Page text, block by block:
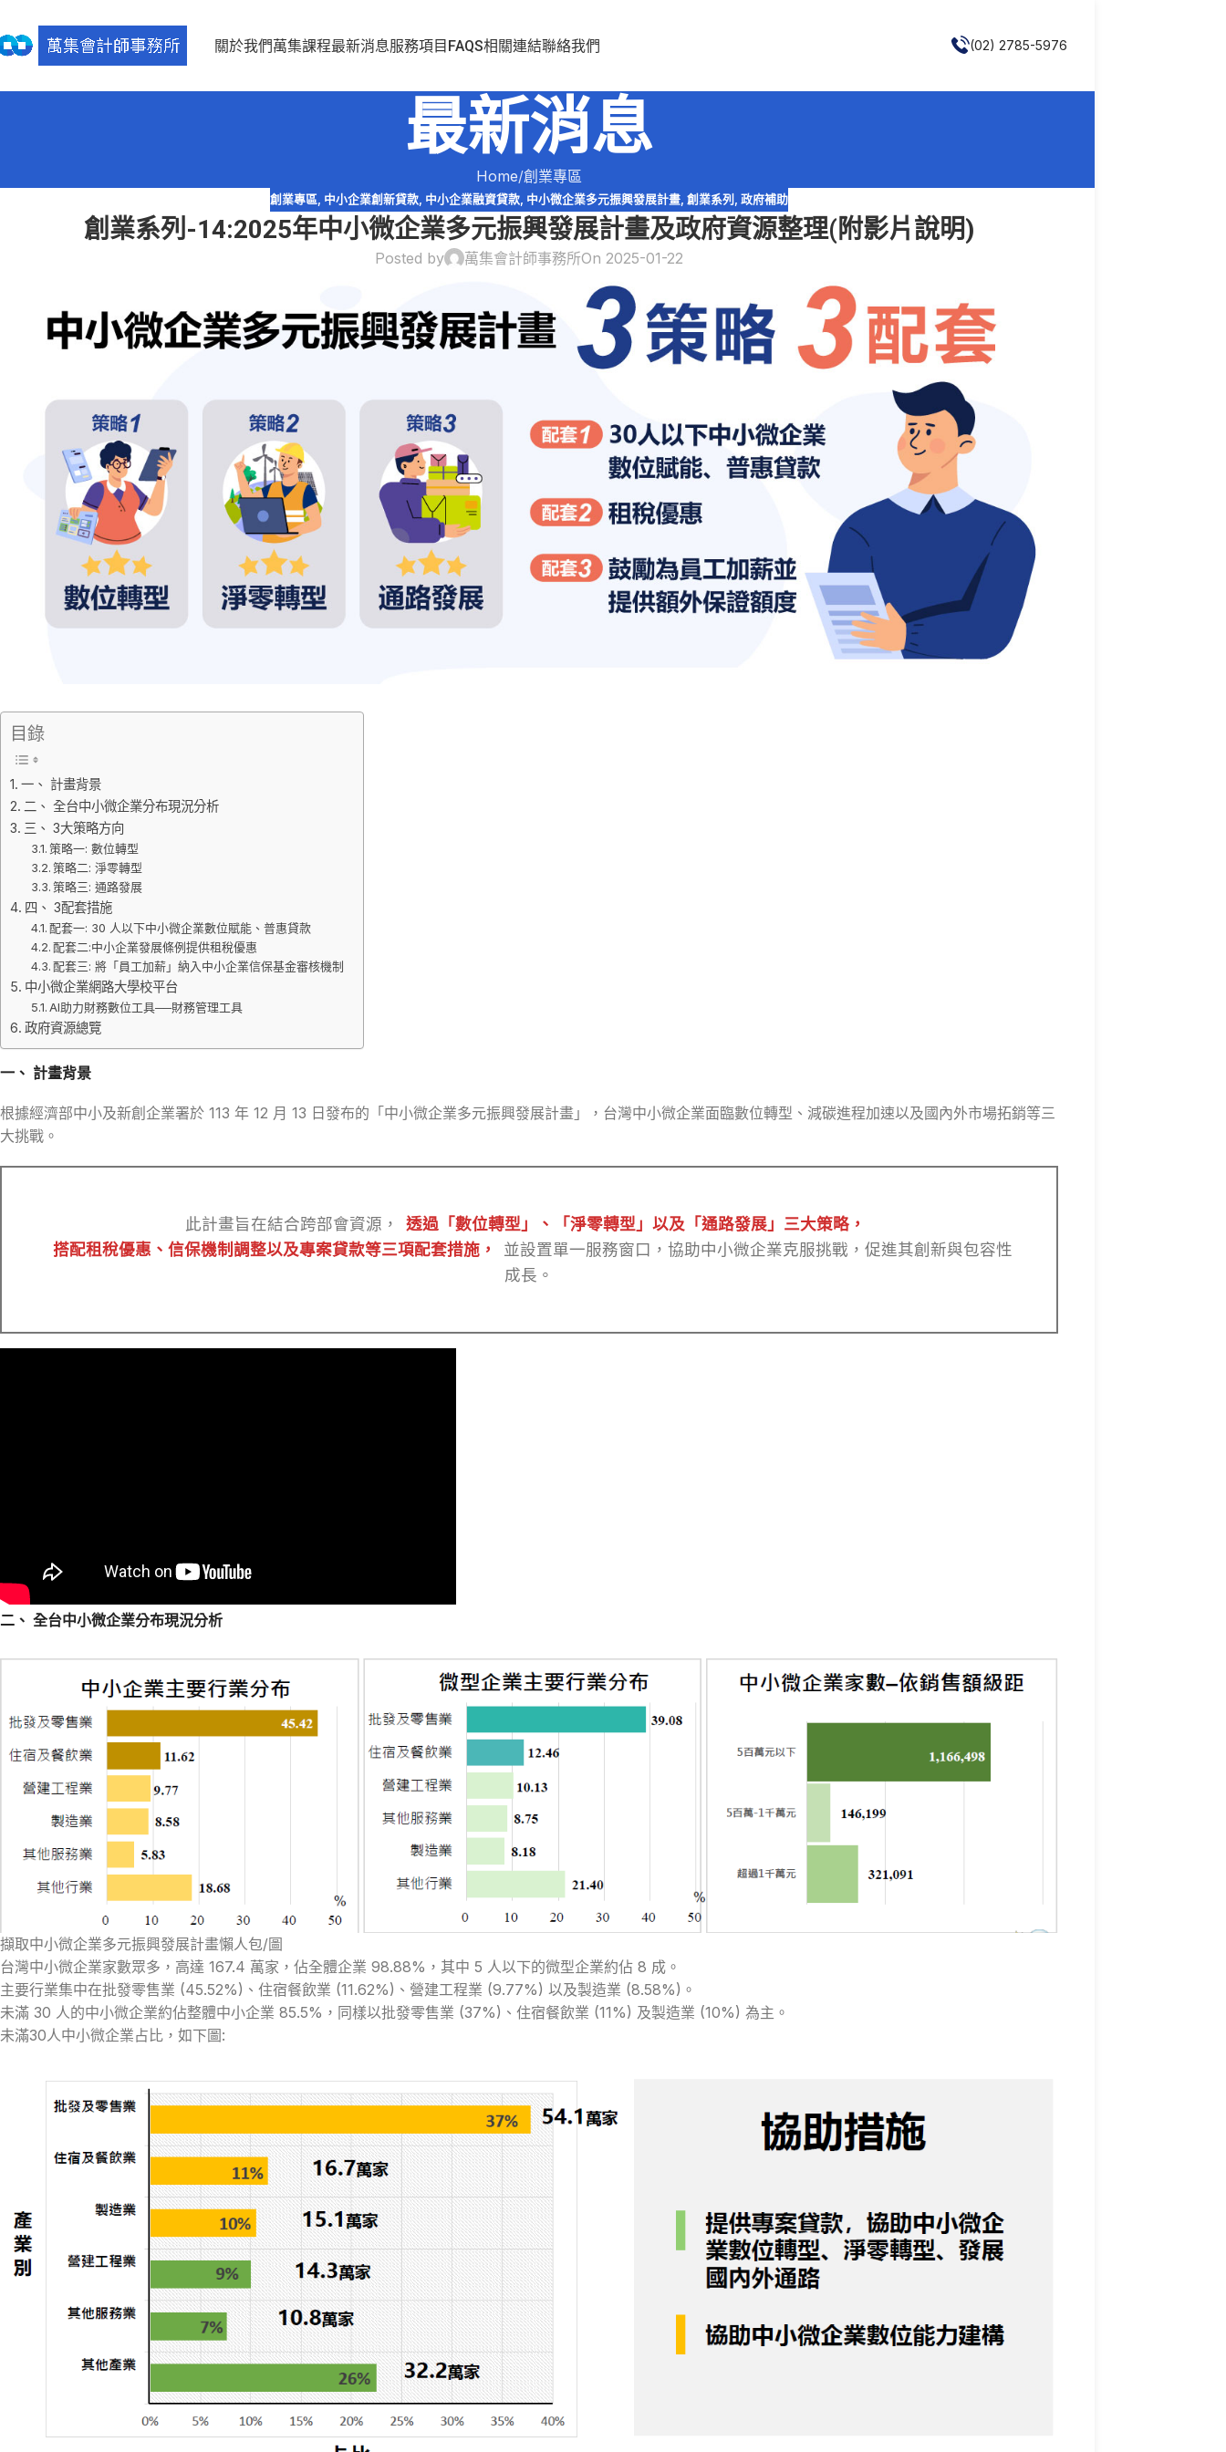
關於我們萬集課程最新消息服務項目 FAQS相關連結聯絡我們 (02) 2785-5976
最新消息
Home 創業專區
創業專區, 中小企業創新貸款, 中小企業融資貸款, 中小微企業多元振興發展計畫, 創業系列 , 政府補助
創業系列-14:2025年中小微企業多元振興發展計畫及政府資源整理(附影片說明)
Posted by 萬集會計師事務所On 2025-01-22
目錄
一、 計畫背景
二、 全台中小微企業分布現況分析
三、 3大策略方向
策略一: 數位轉型
策略二: 淨零轉型
策略三: 通路發展
四、 3配套措施
配套一: 30 人以下中小微企業數位賦能、普惠貸款
配套二:中小企業發展條例提供租稅優惠
配套三: 將「員工加薪」納入中小企業信保基金審核機制
中小微企業網路大學校平台
AI助力財務數位工具──財務管理工具
政府資源總覽
一、 計畫背景
根據經濟部中小及新創企業署於 113 年 12 月 13 日發布的「中小微企業多元振興發展計畫」，台灣中小微企業面臨數位轉型、減碳進程加速以及國內外市場拓銷等三
大挑戰。
此計畫旨在結合跨部會資源，
透過「數位轉型」、「淨零轉型」以及「通路發展」三大策略，
搭配租稅優惠、信保機制調整以及專案貸款等三項配套措施，
並設置單一服務窗口，協助中小微企業克服挑戰，促進其創新與包容性
成長。
二、 全台中小微企業分布現況分析
擷取中小微企業多元振興發展計畫懶人包/圖
台灣中小微企業家數眾多，高達 167.4 萬家，佔全體企業 98.88%，其中 5 人以下的微型企業約佔 8 成。
主要行業集中在批發零售業 (45.52%)、住宿餐飲業 (11.62%)、營建工程業 (9.77%) 以及製造業 (8.58%)。
未滿 30 人的中小微企業約佔整體中小企業 85.5%，同樣以批發零售業 (37%)、住宿餐飲業 (11%) 及製造業 (10%) 為主。
未滿30人中小微企業占比，如下圖: